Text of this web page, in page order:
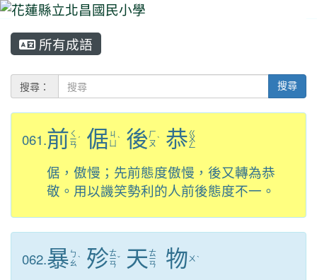
所有成語
搜尋： 搜尋
061.前 ㄑ
ㄧ
ㄢ
ˊ 倨 ㄐ
ˋ 後ㄏ
ㄡˋ 恭ㄍ
ㄨ
ㄥ
倨，傲慢；先前態度傲慢，後又轉為恭
敬。用以譏笑勢利的人前後態度不一。
062.暴 ㄅ
ㄠˋ 殄ㄊ
ㄧ
ㄢ
ˇ 天ㄊ
ㄧ
ㄢ 物 ㄨ ˋ